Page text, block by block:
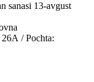
sanasi 13-avgust
26А / Pochta: